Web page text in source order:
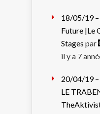
18/05/19 –
Future |Le
Stages par
il y a 7
20/04/19 –
LE